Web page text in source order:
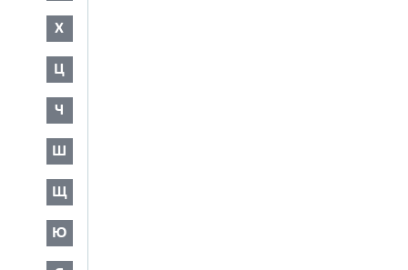
Х
Ц
Ч
Ш
Щ
Ю